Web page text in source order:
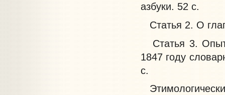
азбуки. 52 с.
Статья 2. О
Статья 3. Опыт
1847 году
с.